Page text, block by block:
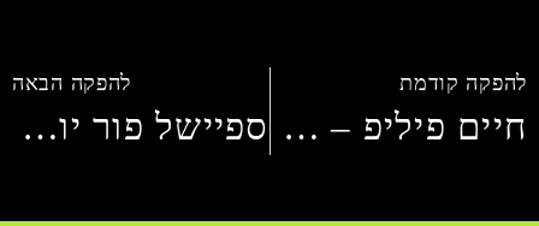
להפקה קודמת
חיים פיליפ – הקול של העסק שלך
להפקה הבאה
ספיישל פור יו – תדמית